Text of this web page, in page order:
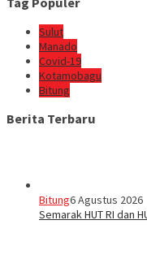
Sulut
Manado
Covid-19
Kotamobagu
Bitung
Berita Terbaru
Bitung6 Agustus 2026
Semarak HUT RI dan